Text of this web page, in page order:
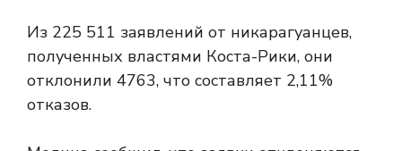
Из 225 511 заявлений от никарагуанцев,
полученных властями Коста-Рики, они
отклонили 4763, что составляет 2,11%
отказов.